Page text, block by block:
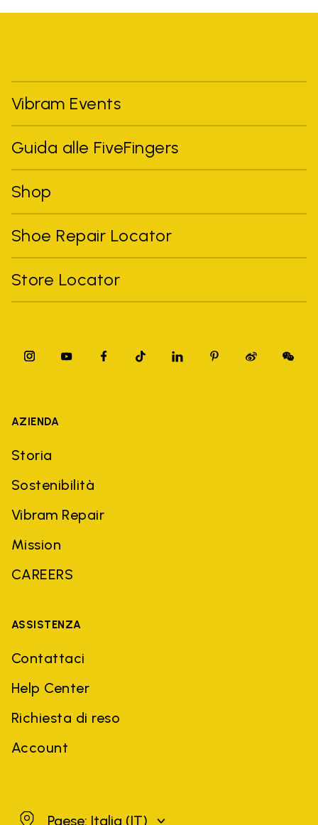
Vibram Events
Guida alle FiveFingers
Shop
Shoe Repair Locator
Store Locator
AZIENDA
Storia
Sostenibilità
Vibram Repair
Mission
CAREERS
ASSISTENZA
Contattaci
Help Center
Richiesta di reso
Account
Italia Paese: Italia (IT)